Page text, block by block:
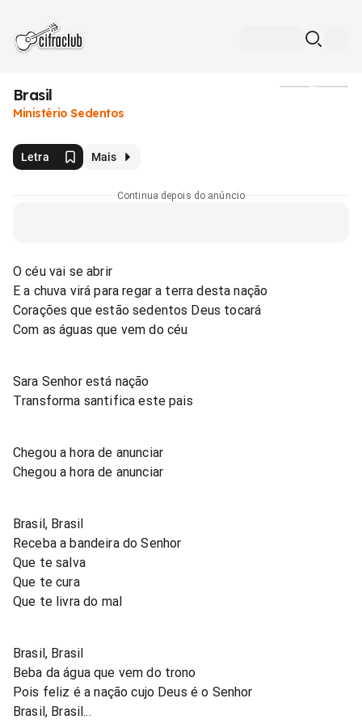
Brasil
Ministério Sedentos
Letra Mais
Continua depois do anúncio
O céu vai se abrir
E a chuva virá para regar a terra desta nação
Corações que estão sedentos Deus tocará
Com as águas que vem do céu
Sara Senhor está nação
Transforma santifica este pais
Chegou a hora de anunciar
Chegou a hora de anunciar
Brasil, Brasil
Receba a bandeira do Senhor
Que te salva
Que te cura
Que te livra do mal
Brasil, Brasil
Beba da água que vem do trono
Pois feliz é a nação cujo Deus é o Senhor
Brasil, Brasil...